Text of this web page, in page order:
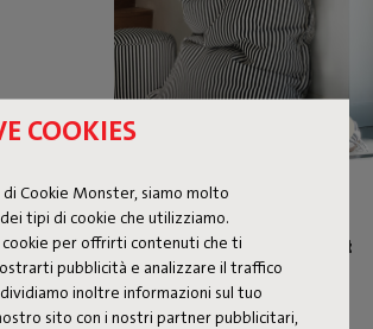
COOKIES
Cookie Monster, siamo molto
tipi di cookie che utilizziamo.
per offrirti contenuti che ti
pubblicità e analizzare il traffico
inoltre informazioni sul tuo
sito con i nostri partner pubblicitari,
Outfit Original Slim Cord Outfit
€ 109,00